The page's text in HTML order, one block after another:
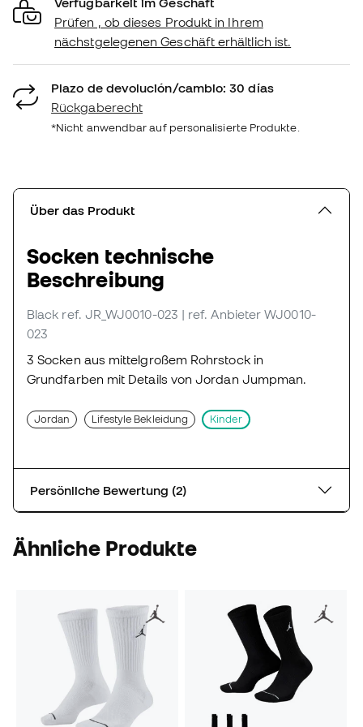
Prüfen , ob dieses Produkt in Ihrem
nächstgelegenen Geschäft erhältlich ist.
Plazo de devolución/cambio: 30 días
Rückgaberecht
*Nicht anwendbar auf personalisierte Produkte.
Über das Produkt
Socken technische
Beschreibung
Black ref. JR_WJ0010-023 | ref. Anbieter WJ0010-
023
3 Socken aus mittelgroßem Rohrstock in
Grundfarben mit Details von Jordan Jumpman.
Jordan Lifestyle Bekleidung Kinder
Persönliche Bewertung (2)
Ähnliche Produkte